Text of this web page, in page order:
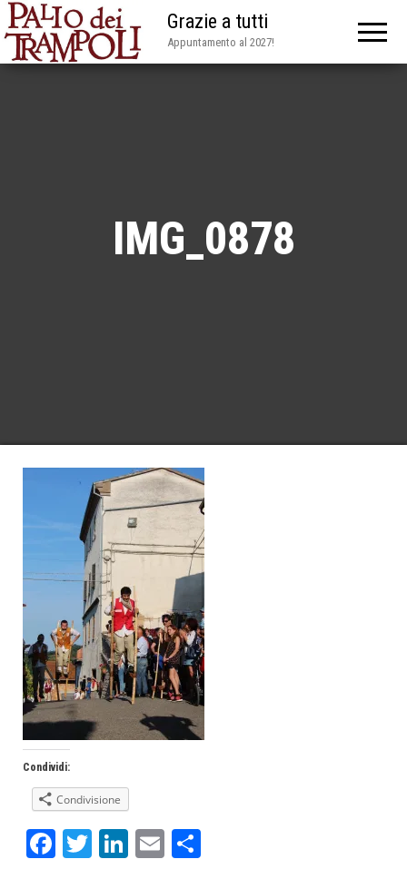
Grazie a tutti
Appuntamento al 2027!
IMG_0878
Condividi:
Condivisione
Fa T
Li
E